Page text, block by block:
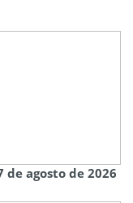
de agosto de 2026